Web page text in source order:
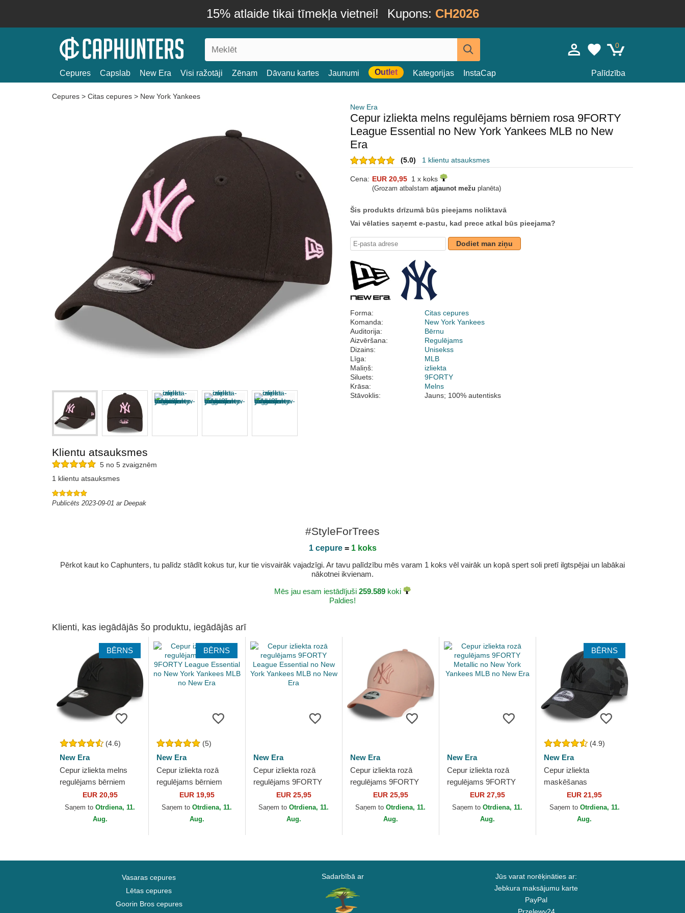
15% atlaide tikai tīmekļa vietnei! Kupons: CH2026
0
Cepures Capslab New Era Visi ražotāji Zēnam Dāvanu kartes Jaunumi Outlet Kategorijas InstaCap Palīdzība
Cepures > Citas cepures > New York Yankees
New Era
Cepur izliekta melns regulējams bērniem rosa 9FORTY
League Essential no New York Yankees MLB no New
Era
(5.0) 1 klientu atsauksmes
Cena: EUR 20,95 1 x koks
(Grozam atbalstam atjaunot mežu planēta)
Šis produkts drīzumā būs pieejams noliktavā
Vai vēlaties saņemt e-pastu, kad prece atkal būs pieejama?
Dodiet man ziņu
Forma:
Citas cepures
Komanda:
New York Yankees
Auditorija:
Bērnu
Aizvēršana:
Regulējams
Dizains:
Unisekss
Līga:
MLB
Maliņš:
izliekta
Siluets:
9FORTY
Krāsa:
Melns
Stāvoklis:
Jauns; 100% autentisks
Klientu atsauksmes
5 no 5 zvaigznēm
1 klientu atsauksmes
Publicēts 2023-09-01 ar Deepak
#StyleForTrees
1 cepure= 1 koks
Pērkot kaut ko Caphunters, tu palīdz stādīt kokus tur, kur tie visvairāk vajadzīgi. Ar tavu palīdzību mēs varam 1 koks vēl vairāk un kopā spert soli pretī ilgtspējai un labākai
nākotnei ikvienam.
Mēs jau esam iestādījuši 259.589 koki
Paldies!
Klienti, kas iegādājās šo produktu, iegādājās arī
BĒRNS
(4.6)
New Era
Cepur izliekta melns
regulējams bērniem
9FORTY League
Essential no New York
Yankees MLB no New
EUR 20,95
Saņem toOtrdiena, 11.
Aug.
BĒRNS
(5)
New Era
Cepur izliekta rozā
regulējams bērniem
9FORTY League
Essential no New York
Yankees MLB no New
EUR 19,95
Saņem toOtrdiena, 11.
Aug.
New Era
Cepur izliekta rozā
regulējams 9FORTY
League Essential no
New York Yankees
MLB no New Era
EUR 25,95
Saņem toOtrdiena, 11.
Aug.
New Era
Cepur izliekta rozā
regulējams 9FORTY
League Essential no
New York Yankees
MLB no New Era
EUR 25,95
Saņem toOtrdiena, 11.
Aug.
New Era
Cepur izliekta rozā
regulējams 9FORTY
Metallic no New York
Yankees MLB no New
EUR 27,95
Saņem toOtrdiena, 11.
Aug.
BĒRNS
(4.9)
New Era
Cepur izliekta
maskēšanas
regulējams bērniem
9FORTY League
Essential no New York
EUR 21,95
Saņem to Otrdiena, 11.
Aug.
Vasaras cepures
Lētas cepures
Goorin Bros cepures
Sadarbībā ar
Jūs varat norēķināties ar:
Jebkura maksājumu karte
PayPal